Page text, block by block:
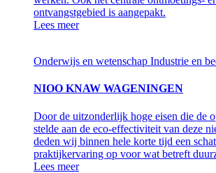
ontvangstgebied is aangepakt.
Lees meer
Onderwijs en wetenschap Industrie en
NIOO KNAW WAGENINGEN
Door de uitzonderlijk hoge eisen die de
stelde aan de eco-effectiviteit van deze
deden wij binnen hele korte tijd een
praktijkervaring op voor wat betreft
Lees meer